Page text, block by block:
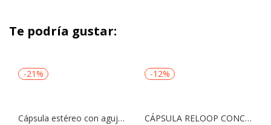
Te podría gustar:
-21%
Cápsula estéreo con aguja elíptica serie VM95 AUDIO TECHNICA | AT-VM95E
-12%
CÁPSULA RELOOP CONCORDE BLACK PARA TORNAMESA